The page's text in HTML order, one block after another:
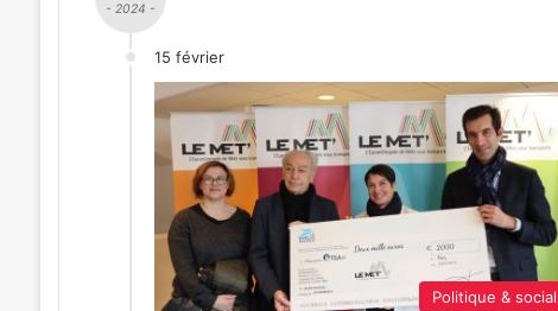
- 2024 -
15 février
Politique & social